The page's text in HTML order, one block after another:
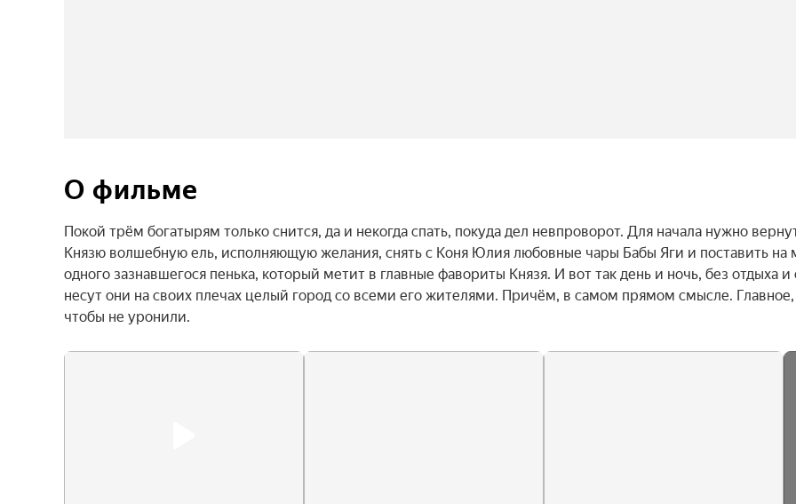
О фильме
Покой трём богатырям только снится, да и некогда спать, покуда дел невпроворот. Для начала нужно
Князю волшебную ель, исполняющую желания, снять с Коня Юлия любовные чары Бабы Яги и поставить на
одного зазнавшегося пенька, который метит в главные фавориты Князя. И вот так день и ночь, без отдыха и
несут они на своих плечах целый город со всеми его жителями. Причём, в самом прямом смысле. Главное,
чтобы не уронили.